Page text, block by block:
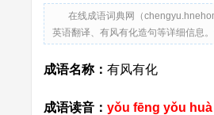
在线成语词典网（
英语翻译、有风有化造句等详细信息
成语名称： 有风有化
成语读音： yǒu fēng yǒu huà